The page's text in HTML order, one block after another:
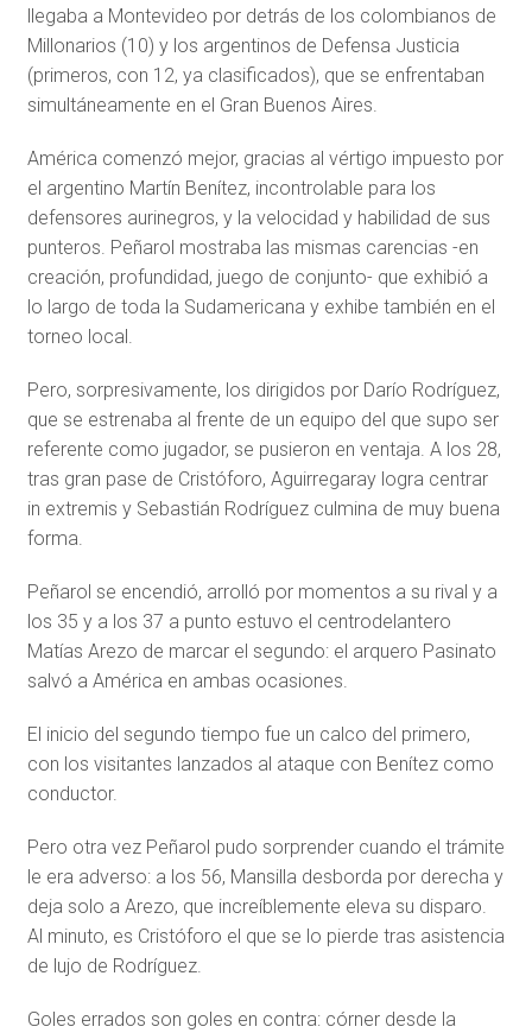
llegaba a Montevideo por detrás de los colombianos de
Millonarios (10) y los argentinos de Defensa Justicia
(primeros, con 12, ya clasificados), que se enfrentaban
simultáneamente en el Gran Buenos Aires.
América comenzó mejor, gracias al vértigo impuesto por
el argentino Martín Benítez, incontrolable para los
defensores aurinegros, y la velocidad y habilidad de sus
punteros. Peñarol mostraba las mismas carencias -en
creación, profundidad, juego de conjunto- que exhibió a
lo largo de toda la Sudamericana y exhibe también en el
torneo local.
Pero, sorpresivamente, los dirigidos por Darío Rodríguez,
que se estrenaba al frente de un equipo del que supo ser
referente como jugador, se pusieron en ventaja. A los 28,
tras gran pase de Cristóforo, Aguirregaray logra centrar
in extremis y Sebastián Rodríguez culmina de muy buena
forma.
Peñarol se encendió, arrolló por momentos a su rival y a
los 35 y a los 37 a punto estuvo el centrodelantero
Matías Arezo de marcar el segundo: el arquero Pasinato
salvó a América en ambas ocasiones.
El inicio del segundo tiempo fue un calco del primero,
con los visitantes lanzados al ataque con Benítez como
conductor.
Pero otra vez Peñarol pudo sorprender cuando el trámite
le era adverso: a los 56, Mansilla desborda por derecha y
deja solo a Arezo, que increíblemente eleva su disparo.
Al minuto, es Cristóforo el que se lo pierde tras asistencia
de lujo de Rodríguez.
Goles errados son goles en contra: córner desde la